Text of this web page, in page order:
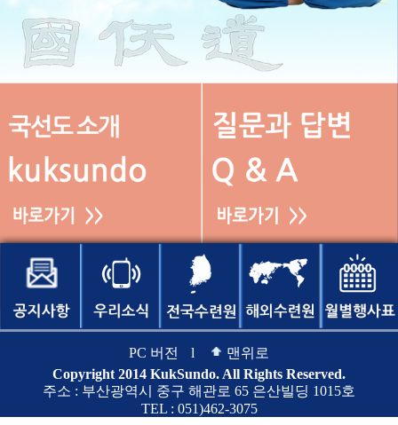
PC 버전 l
맨위로
Copyright 2014 KukSundo. All Rights Reserved.
주소 : 부산광역시 중구 해관로 65 은산빌딩 1015호
TEL : 051)462-3075